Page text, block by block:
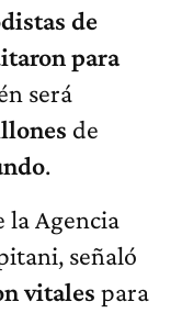
de
para
será
de
.
la Agencia
señaló
vitales para